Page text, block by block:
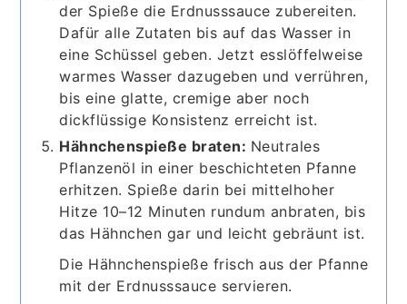
der Spieße die Erdnusssauce zubereiten.
Dafür alle Zutaten bis auf das Wasser in
eine Schüssel geben. Jetzt esslöffelweise
warmes Wasser dazugeben und verrühren,
bis eine glatte, cremige aber noch
dickflüssige Konsistenz erreicht ist.
Hähnchenspieße braten: Neutrales
Pflanzenöl in einer beschichteten Pfanne
erhitzen. Spieße darin bei mittelhoher
Hitze 10–12 Minuten rundum anbraten, bis
das Hähnchen gar und leicht gebräunt ist.
Die Hähnchenspieße frisch aus der Pfanne
mit der Erdnusssauce servieren.